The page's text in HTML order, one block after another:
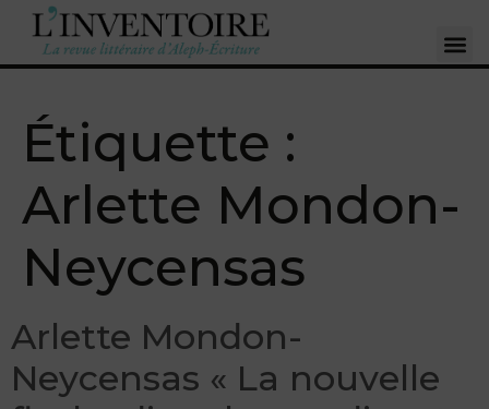
Étiquette :
Arlette Mondon-
Neycensas
Arlette Mondon-
Neycensas « La nouvelle